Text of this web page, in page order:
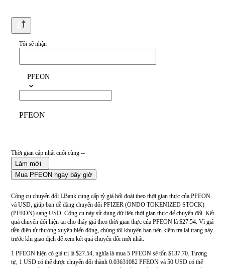
Tôi sẽ nhận
PFEON
PFEON
Thời gian cập nhật cuối cùng --
Làm mới
Mua PFEON ngay bây giờ
Công cụ chuyển đổi LBank cung cấp tỷ giá hối đoái theo thời gian thực của PFEON
và USD, giúp bạn dễ dàng chuyển đổi PFIZER (ONDO TOKENIZED STOCK)
(PFEON) sang USD. Công cụ này sử dụng dữ liệu thời gian thực để chuyển đổi. Kết
quả chuyển đổi hiện tại cho thấy giá theo thời gian thực của PFEON là $27.54. Vì giá
tiền điện tử thường xuyên biến động, chúng tôi khuyên bạn nên kiểm tra lại trang này
trước khi giao dịch để xem kết quả chuyển đổi mới nhất.
1 PFEON hiện có giá trị là $27.54, nghĩa là mua 5 PFEON sẽ tốn $137.70. Tương
tự, 1 USD có thể được chuyển đổi thành 0.03631082 PFEON và 50 USD có thể